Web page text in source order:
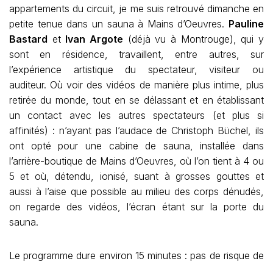
appartements du circuit, je me suis retrouvé dimanche en
petite tenue dans un sauna à Mains d’Oeuvres. Pauline
Bastard et Ivan Argote (déjà vu à Montrouge), qui y
sont en résidence, travaillent, entre autres, sur
l’expérience artistique du spectateur, visiteur ou
auditeur. Où voir des vidéos de manière plus intime, plus
retirée du monde, tout en se délassant et en établissant
un contact avec les autres spectateurs (et plus si
affinités) : n’ayant pas l’audace de Christoph Büchel, ils
ont opté pour une cabine de sauna, installée dans
l’arrière-boutique de Mains d’Oeuvres, où l’on tient à 4 ou
5 et où, détendu, ionisé, suant à grosses gouttes et
aussi à l’aise que possible au milieu des corps dénudés,
on regarde des vidéos, l’écran étant sur la porte du
sauna.
Le programme dure environ 15 minutes : pas de risque de